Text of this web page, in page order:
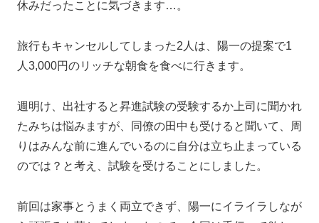
休みだったことに気づきます…。
旅行もキャンセルしてしまった2人は、陽一の提案で1
人3,000円のリッチな朝食を食べに行きます。
週明け、出社すると昇進試験の受験するか上司に聞かれ
たみちは悩みますが、同僚の田中も受けると聞いて、周
りはみんな前に進んでいるのに自分は立ち止まっている
のでは？と考え、試験を受けることにしました。
前回は家事とうまく両立できず、陽一にイライラしなが